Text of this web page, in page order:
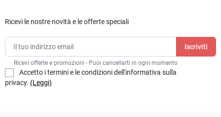
Ricevi le nostre novità e le offerte speciali
Ricevi offerte e promozioni - Puoi cancellarti in ogni momento
Accetto i termini e le condizioni dell'informativa sulla
privacy. (Leggi)